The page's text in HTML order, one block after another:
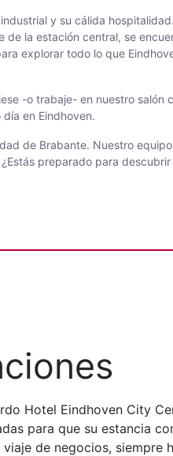
y su cálida
la estación central, se
explorar todo lo que
-o trabaje- en nuestro salón
en Eindhoven.
de Brabante. Nuestro
preparado para
Hotel Eindhoven City
para que su estancia
de negocios, siempre